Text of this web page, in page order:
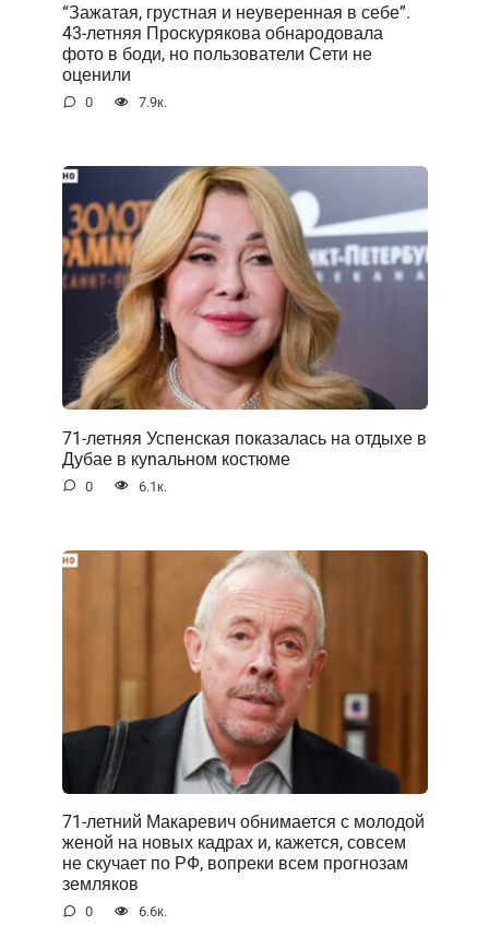
“Зажатая, грустная и неуверенная в себе”.
43-летняя Проскурякова обнародовала
фото в боди, но пользователи Сети не
оценили
0 7.9к.
71-летняя Успенская показалась на отдыхе в
Дубае в куnальном костюме
0 6.1к.
71-летний Макаревич обнимается с молодой
женой на новых кадрах и, кажется, совсем
не скучает по РФ, вопреки всем прогнозам
земляков
0 6.6к.